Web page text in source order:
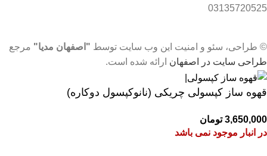
03135720525
© طراحی، سئو و امنیت این وب سایت توسط "اصفهان مدیا" مرجع
طراحی سایت در اصفهان ارائه شده است.
قهوه ساز کپسولی چریکی (نانوکپسول دوکاره)
3,650,000 تومان
در انبار موجود نمی باشد